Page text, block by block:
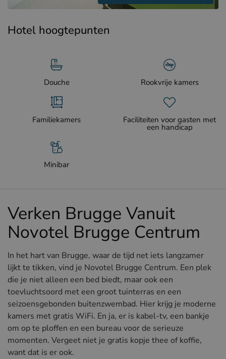
Hotel hoogtepunten
Douche Rookvrije kamers
Familiekamers Faciliteiten voor gasten met
een handicap
Minibar
Verken Brugge Vanuit
Novotel Brugge Centrum
In het hart van Brugge, waar de tijd net iets langzamer
lijkt te tikken, vind je Novotel Brugge Centrum. Een plek
die je niet alleen een bed biedt, maar ook een
toevluchtsoord met een groot tuinterras en een
seizoensgebonden buitenzwembad. Hier krijg je moderne
kamers met gratis WiFi. En ja, er is kabel-tv, een bankje
om op te ploffen en een bureau voor de serieuze
momenten. Vergeet niet je gratis kopje thee of koffie,
want dat is er ook.